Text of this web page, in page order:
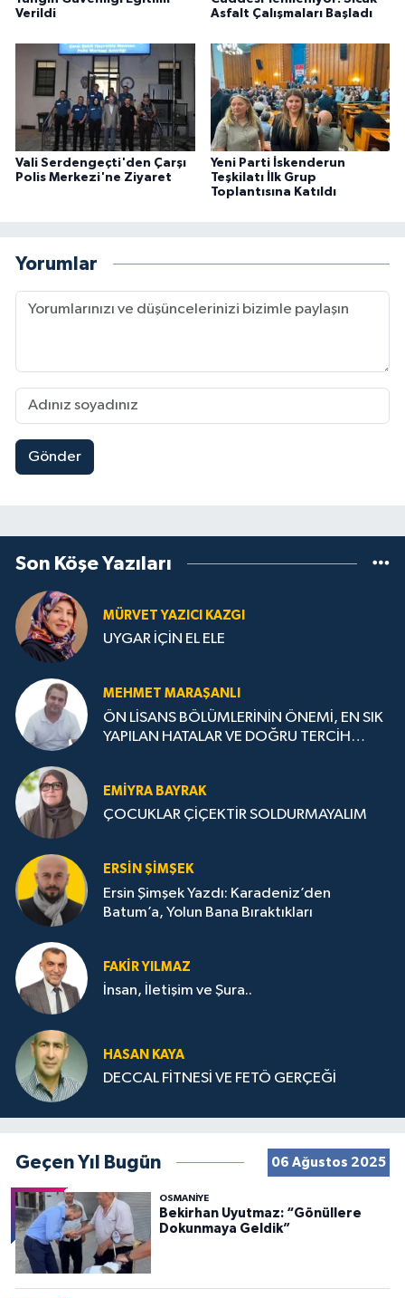
Verildi
Asfalt Çalışmaları Başladı
Vali Serdengeçti'den Çarşı
Polis Merkezi'ne Ziyaret
Yeni Parti İskenderun
Teşkilatı İlk Grup
Toplantısına Katıldı
Yorumlar
Gönder
Son Köşe Yazıları
MÜRVET YAZICI KAZGI
UYGAR İÇİN EL ELE
MEHMET MARAŞANLI
ÖN LİSANS BÖLÜMLERİNİN ÖNEMİ, EN SIK
YAPILAN HATALAR VE DOĞRU TERCİH
EMIYRA BAYRAK
ÇOCUKLAR ÇİÇEKTİR SOLDURMAYALIM
ERSIN ŞIMŞEK
Ersin Şimşek Yazdı: Karadeniz’den
Batum’a, Yolun Bana Bıraktıkları
FAKIR YILMAZ
İnsan, İletişim ve Şura..
HASAN KAYA
DECCAL FİTNESİ VE FETÖ GERÇEĞİ
Geçen Yıl Bugün 06 Ağustos 2025
OSMANIYE
Bekirhan Uyutmaz: “Gönüllere
Dokunmaya Geldik”